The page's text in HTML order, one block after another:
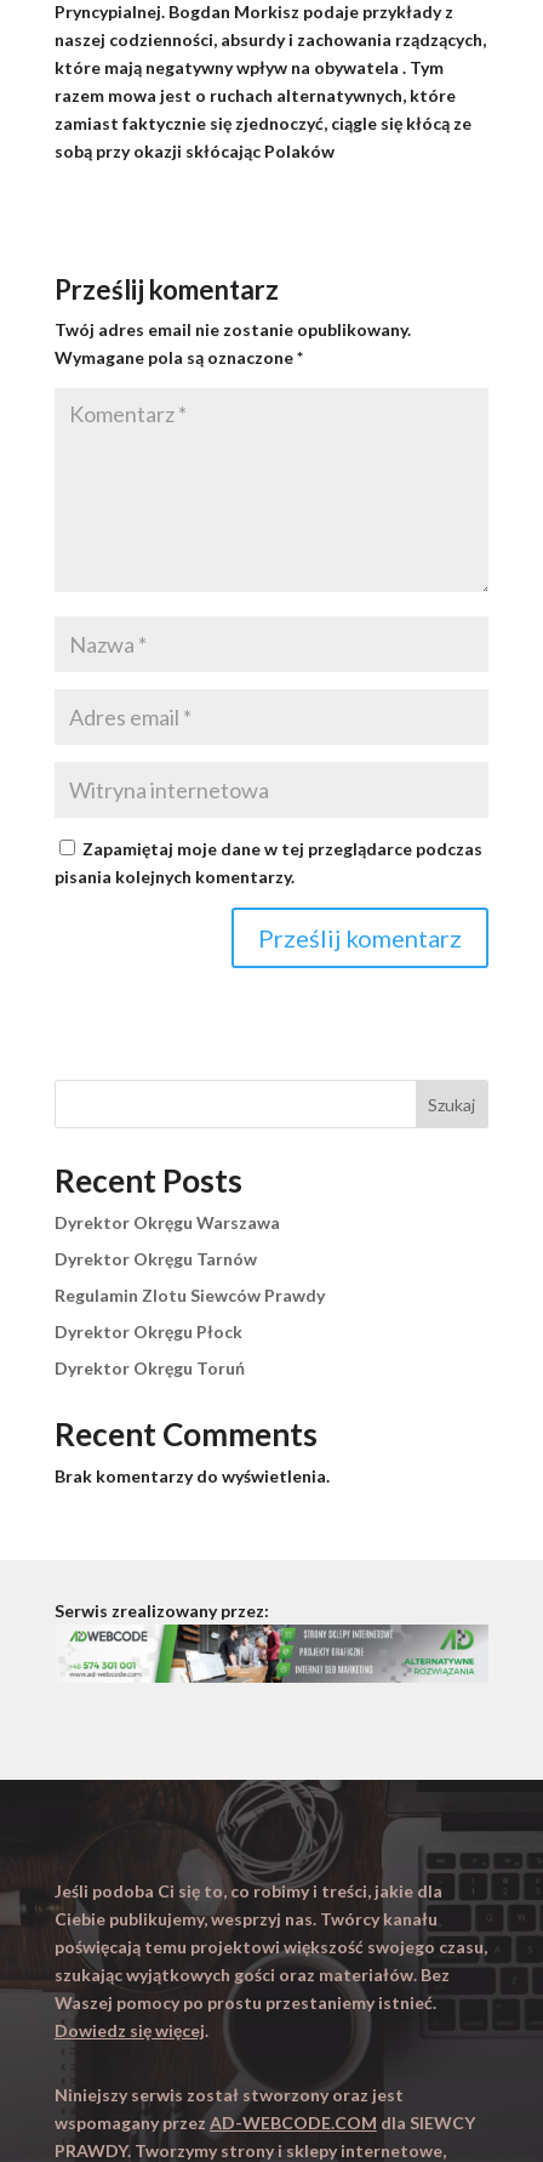
Pryncypialnej. Bogdan Morkisz podaje przykłady z
naszej codzienności, absurdy i zachowania rządzących,
które mają negatywny wpływ na obywatela . Tym
razem mowa jest o ruchach alternatywnych, które
zamiast faktycznie się zjednoczyć, ciągle się kłócą ze
sobą przy okazji skłócając Polaków
Prześlij komentarz
Twój adres email nie zostanie opublikowany.
Wymagane pola są oznaczone*
Zapamiętaj moje dane w tej przeglądarce podczas
pisania kolejnych komentarzy.
Szukaj
Recent Posts
Dyrektor Okręgu Warszawa
Dyrektor Okręgu Tarnów
Regulamin Zlotu Siewców Prawdy
Dyrektor Okręgu Płock
Dyrektor Okręgu Toruń
Recent Comments
Brak komentarzy do wyświetlenia.
Serwis zrealizowany przez:
Jeśli podoba Ci się to, co robimy i treści, jakie dla
Ciebie publikujemy, wesprzyj nas. Twórcy kanału
poświęcają temu projektowi większość swojego czasu,
szukając wyjątkowych gości oraz materiałów. Bez
Waszej pomocy po prostu przestaniemy istnieć.
Dowiedz się więcej.
Niniejszy serwis został stworzony oraz jest
wspomagany przez AD-WEBCODE.COM dla SIEWCY
PRAWDY. Tworzymy strony i sklepy internetowe,